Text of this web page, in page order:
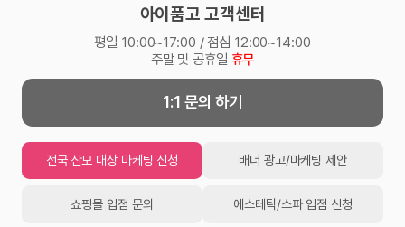
아이품고 고객센터
평일 10:00~17:00 / 점심 12:00~14:00
주말 및 공휴일 휴무
1:1 문의 하기
전국 산모 대상 마케팅 신청 배너 광고/마케팅 제안
쇼핑몰 입점 문의 에스테틱/스파 입점 신청